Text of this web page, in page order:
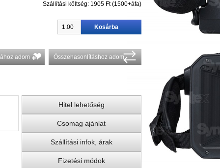
Szállítási költség:1905 Ft (1500+áfa)
adom Összehasonlításhoz adom
Hitel lehetőség
Csomag ajánlat
Szállítási infok, árak
Fizetési módok